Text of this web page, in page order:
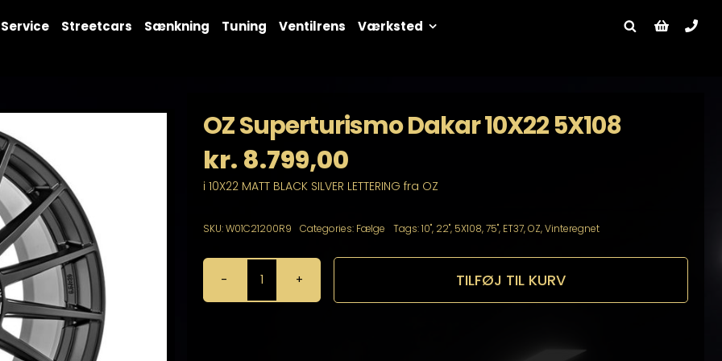
Service Streetcars Sænkning Tuning Ventilrens Værksted
OZ Superturismo Dakar 10X22 5X108
kr. 8.799,00
i 10X22 MATT BLACK SILVER LETTERING fra OZ
SKU:W01C21200R9 Categories: Fælge Tags:10", 22", 5X108,75", ET37,OZ,Vinteregnet
OZ
Superturismo
TILFØJ TIL KURV